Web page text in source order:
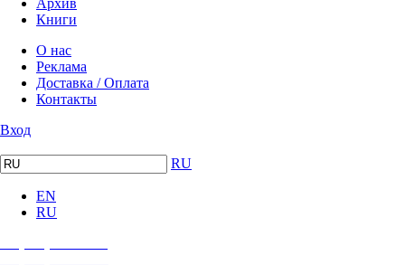
Архив
Книги
О нас
Реклама
Доставка / Оплата
Контакты
Вход
RU
EN
RU